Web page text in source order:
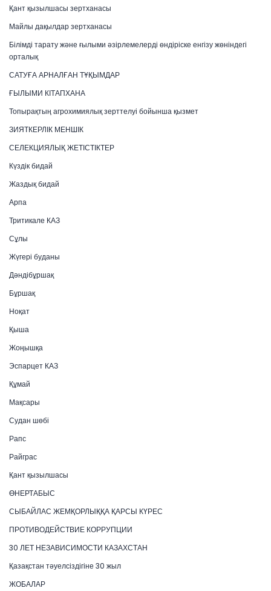
Қант қызылшасы зертханасы
Майлы дақылдар зертханасы
Білімді тарату және ғылыми әзірлемелерді өндіріске енгізу жөніндегі
орталық
САТУҒА АРНАЛҒАН ТҰҚЫМДАР
ҒЫЛЫМИ КІТАПХАНА
Топырақтың агрохимиялық зерттелуі бойынша қызмет
ЗИЯТКЕРЛІК МЕНШІК
СЕЛЕКЦИЯЛЫҚ ЖЕТІСТІКТЕР
Күздік бидай
Жаздық бидай
Арпа
Тритикале КАЗ
Сұлы
Жүгері буданы
Дәндібұршақ
Бұршақ
Ноқат
Қыша
Жоңышқа
Эспарцет КАЗ
Құмай
Мақсары
Судан шөбі
Рапс
Райграс
Қант қызылшасы
ӨНЕРТАБЫС
СЫБАЙЛАС ЖЕМҚОРЛЫҚҚА ҚАРСЫ КҮРЕС
ПРОТИВОДЕЙСТВИЕ КОРРУПЦИИ
30 ЛЕТ НЕЗАВИСИМОСТИ КАЗАХСТАН
Қазақстан тәуелсіздігіне 30 жыл
ЖОБАЛАР